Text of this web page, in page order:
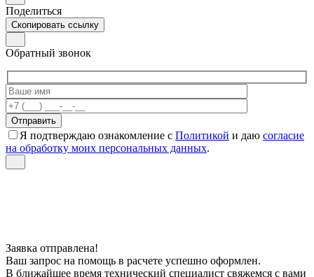
Поделиться
Скопировать ссылку
Обратный звонок
Я подтверждаю ознакомление с Политикой и даю согласие
на обработку моих персональных данных.
Заявка отправлена!
Ваш запрос на помощь в расчете успешно оформлен.
В ближайшее время технический специалист свяжемся с вами